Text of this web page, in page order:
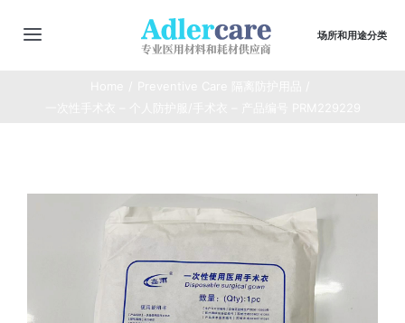
切
场所和用途分类